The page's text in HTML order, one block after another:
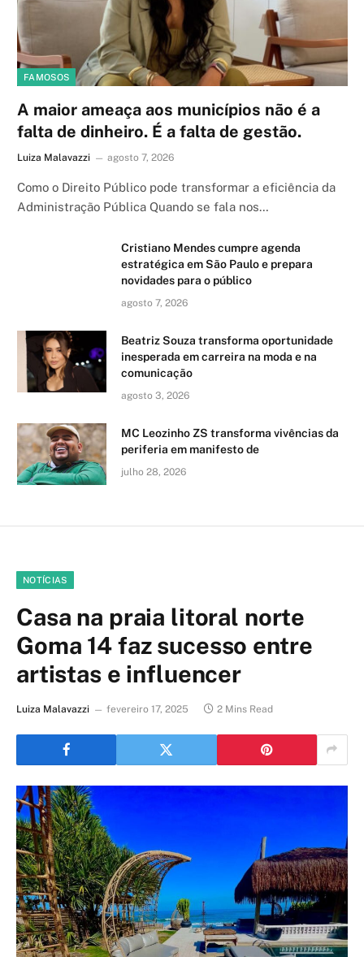
FAMOSOS
A maior ameaça aos municípios não é a
falta de dinheiro. É a falta de gestão.
Luiza Malavazzi agosto 7, 2026
Como o Direito Público pode transformar a eficiência da
Administração Pública Quando se fala nos…
Cristiano Mendes cumpre agenda
estratégica em São Paulo e prepara
novidades para o público
agosto 7, 2026
Beatriz Souza transforma oportunidade
inesperada em carreira na moda e na
comunicação
agosto 3, 2026
MC Leozinho ZS transforma vivências da
periferia em manifesto de
julho 28, 2026
NOTÍCIAS
Casa na praia litoral norte
Goma 14 faz sucesso entre
artistas e influencer
Luiza Malavazzi fevereiro 17, 2025 2 Mins Read